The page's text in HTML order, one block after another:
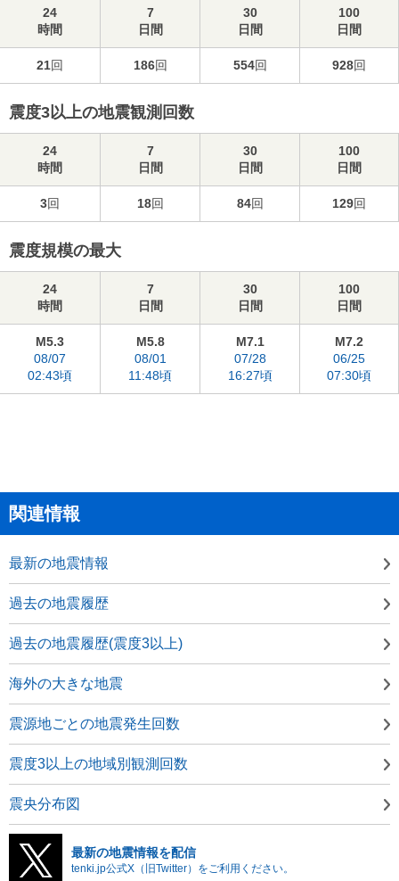
24
時間
7
日間
30
日間
100
日間
21回 186回 554回 928回
震度3以上の地震観測回数
24
時間
7
日間
30
日間
100
日間
3回 18回 84回 129回
震度規模の最大
24
時間
7
日間
30
日間
100
日間
M5.3
08/07
02:43頃
M5.8
08/01
11:48頃
M7.1
07/28
16:27頃
M7.2
06/25
07:30頃
関連情報
最新の地震情報
過去の地震履歴
過去の地震履歴(震度3以上)
海外の大きな地震
震源地ごとの地震発生回数
震度3以上の地域別観測回数
震央分布図
最新の地震情報を配信
tenki.jp公式X（旧Twitter）をご利用ください。